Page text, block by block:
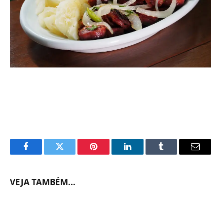
FacebookTwitter Pinterest LinkedInTumblr Email
VEJA TAMBÉM...